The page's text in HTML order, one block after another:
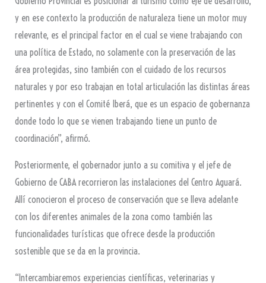
y en ese contexto la producción de naturaleza tiene un motor muy
relevante, es el principal factor en el cual se viene trabajando con
una política de Estado, no solamente con la preservación de las
área protegidas, sino también con el cuidado de los recursos
naturales y por eso trabajan en total articulación las distintas áreas
pertinentes y con el Comité Iberá, que es un espacio de gobernanza
donde todo lo que se vienen trabajando tiene un punto de
coordinación”, afirmó.
Posteriormente, el gobernador junto a su comitiva y el jefe de
Gobierno de CABA recorrieron las instalaciones del Centro Aguará.
Allí conocieron el proceso de conservación que se lleva adelante
con los diferentes animales de la zona como también las
funcionalidades turísticas que ofrece desde la producción
sostenible que se da en la provincia.
“Intercambiaremos experiencias científicas, veterinarias y